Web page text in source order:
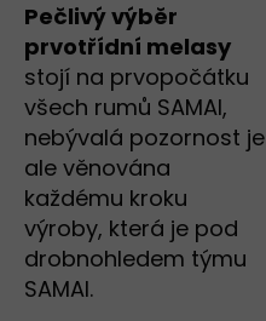
Pečlivý výběr
prvotřídní melasy
stojí na prvopočátku
všech rumů SAMAI,
nebývalá pozornost je
ale věnována
každému kroku
výroby, která je pod
drobnohledem týmu
SAMAI.